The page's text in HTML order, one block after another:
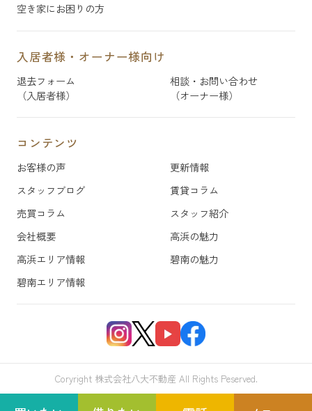
空き家にお困りの方
入居者様・オーナー様向け
退去フォーム
（入居者様）
相談・お問い合わせ
（オーナー様）
コンテンツ
お客様の声
更新情報
スタッフブログ
賃貸コラム
売買コラム
スタッフ紹介
会社概要
高浜の魅力
高浜エリア情報
碧南の魅力
碧南エリア情報
Coryright 株式会社八大不動産 All Rights Peserved.